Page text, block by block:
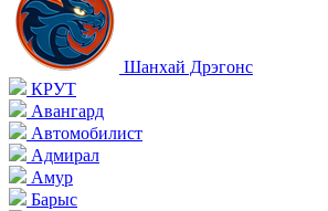
Шанхай Дрэгонс
КРУТ
Авангард
Автомобилист
Адмирал
Амур
Барыс